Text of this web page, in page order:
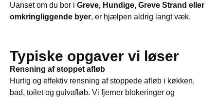
Uanset om du bor i Greve, Hundige, Greve Strand eller
omkringliggende byer, er hjælpen aldrig langt væk.
Typiske opgaver vi løser
Rensning af stoppet afløb
Hurtig og effektiv rensning af stoppede afløb i køkken,
bad, toilet og gulvafløb. Vi fjerner blokeringer og